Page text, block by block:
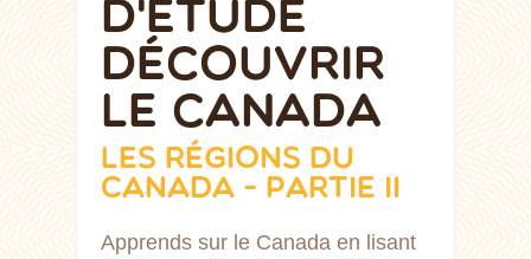
D'ÉTUDE
DÉCOUVRIR
LE CANADA
LES RÉGIONS DU
CANADA - PARTIE II
Apprends sur le Canada en lisant